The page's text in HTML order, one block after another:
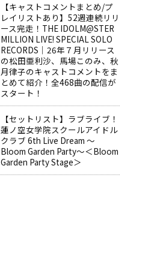
【キャストコメントまとめ/プ
レイリストあり】52週連続リリ
ース完走！THE IDOLM@STER
MILLION LIVE! SPECIAL SOLO
RECORDS│26年７月リリース
の松田亜利沙、馬場このみ、秋
月律子のキャストコメントをま
とめて紹介！全468曲の配信が
スタート！
【セットリスト】ラブライブ！
蓮ノ空女学院スクールアイドル
クラブ 6th Live Dream ～
Bloom Garden Party～＜Bloom
Garden Party Stage＞